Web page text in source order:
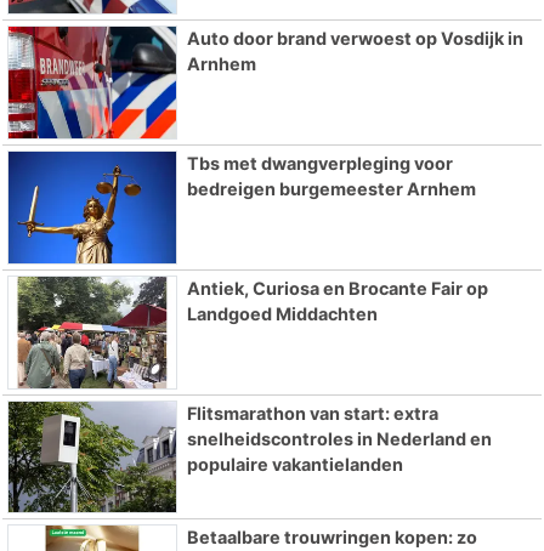
Auto door brand verwoest op Vosdijk in
Arnhem
Tbs met dwangverpleging voor
bedreigen burgemeester Arnhem
Antiek, Curiosa en Brocante Fair op
Landgoed Middachten
Flitsmarathon van start: extra
snelheidscontroles in Nederland en
populaire vakantielanden
Betaalbare trouwringen kopen: zo